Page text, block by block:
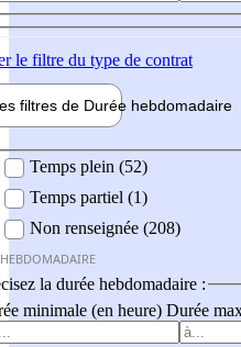
le filtre du type de contrat
filtres de Durée hebdomadaire
Temps plein (52)
Temps partiel (1)
Non renseignée (208)
la durée hebdomadaire :
minimale (en heure) Durée